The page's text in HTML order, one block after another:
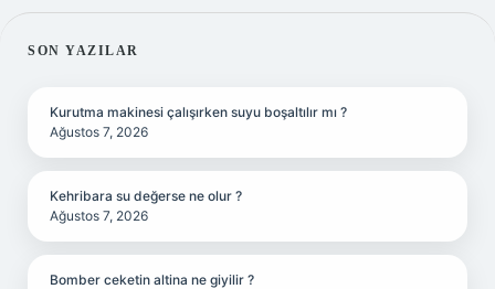
SIDEBAR
SON YAZILAR
Kurutma makinesi çalışırken suyu boşaltılır mı ?
Ağustos 7, 2026
Kehribara su değerse ne olur ?
Ağustos 7, 2026
Bomber ceketin altina ne giyilir ?